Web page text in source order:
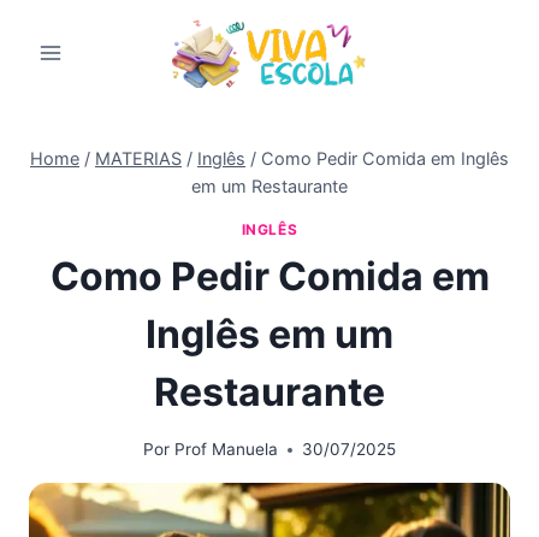
para
Home / MATERIAS / Inglês / Como Pedir Comida em Inglês
em um Restaurante
INGLÊS
Como Pedir Comida em
Inglês em um
Restaurante
Por Prof Manuela 30/07/2025